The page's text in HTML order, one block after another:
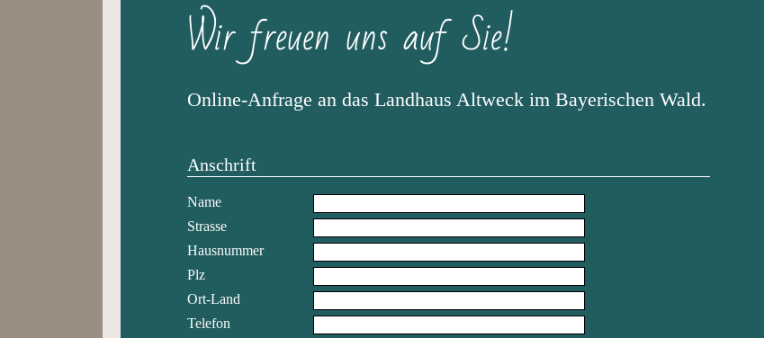
Wir freuen uns auf Sie!
Online-Anfrage an das Landhaus Altweck im Bayerischen Wald.
Anschrift
Name
Strasse
Hausnummer
Plz
Ort-Land
Telefon